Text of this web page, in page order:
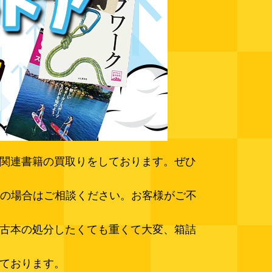
連書籍の買取りをしております。ぜひ
場合はご相談ください。お客様がご不
本の処分したくても重くて大変、箱詰
おります。